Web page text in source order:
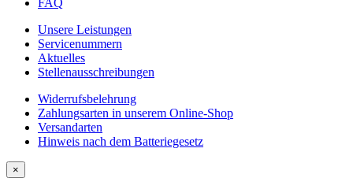
FAQ
Unsere Leistungen
Servicenummern
Aktuelles
Stellenausschreibungen
Widerrufsbelehrung
Zahlungsarten in unserem Online-Shop
Versandarten
Hinweis nach dem Batteriegesetz
×